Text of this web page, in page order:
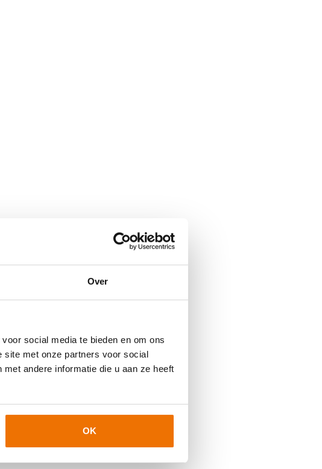
Over
social media te bieden en om ons
site met onze partners voor social
andere informatie die u aan ze heeft
OK